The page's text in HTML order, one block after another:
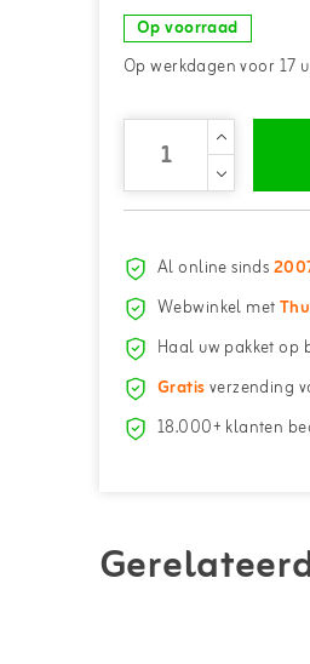
Op voorraad
Op werkdagen voor 17
Al online sinds
Webwinkel met
Haal uw pakket op
Gratisverzending
18.000+ klanten